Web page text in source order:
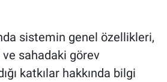
sistemin genel özellikleri,
sahadaki görev
katkılar hakkında bilgi